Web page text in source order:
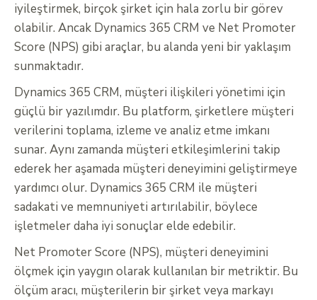
iyileştirmek, birçok şirket için hala zorlu bir görev
olabilir. Ancak Dynamics 365 CRM ve Net Promoter
Score (NPS) gibi araçlar, bu alanda yeni bir yaklaşım
sunmaktadır.
Dynamics 365 CRM, müşteri ilişkileri yönetimi için
güçlü bir yazılımdır. Bu platform, şirketlere müşteri
verilerini toplama, izleme ve analiz etme imkanı
sunar. Aynı zamanda müşteri etkileşimlerini takip
ederek her aşamada müşteri deneyimini geliştirmeye
yardımcı olur. Dynamics 365 CRM ile müşteri
sadakati ve memnuniyeti artırılabilir, böylece
işletmeler daha iyi sonuçlar elde edebilir.
Net Promoter Score (NPS), müşteri deneyimini
ölçmek için yaygın olarak kullanılan bir metriktir. Bu
ölçüm aracı, müşterilerin bir şirket veya markayı